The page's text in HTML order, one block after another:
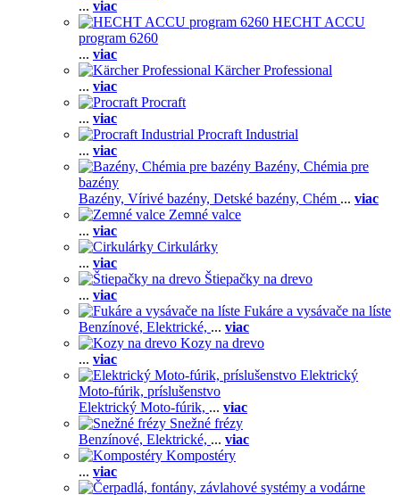
... viac
HECHT ACCU
program 6260
... viac
Kärcher Professional
... viac
Procraft
... viac
Procraft Industrial
... viac
Bazény, Chémia pre
bazény
Bazény, Vírivé bazény, Detské bazény, Chém ... viac
Zemné valce
... viac
Cirkulárky
... viac
Štiepačky na drevo
... viac
Fukáre a vysávače na líste
Benzínové, Elektrické, ... viac
Kozy na drevo
... viac
Elektrický
Moto-fúrik, príslušenstvo
Elektrický Moto-fúrik, ... viac
Snežné frézy
Benzínové, Elektrické, ... viac
Kompostéry
... viac